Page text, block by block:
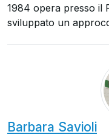
1984 opera presso il
sviluppato un
Barbara Savioli